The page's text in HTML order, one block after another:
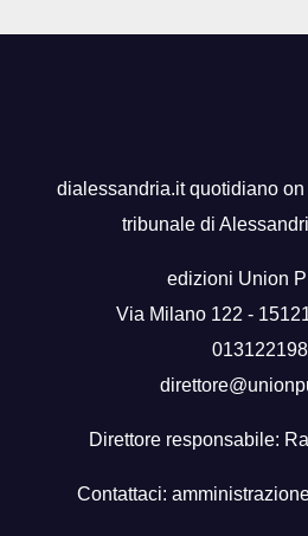
dialessandria.it quotidiano on
tribunale di
edizioni Union
Via Milano 122 -
Direttore responsabile:
Contattaci: